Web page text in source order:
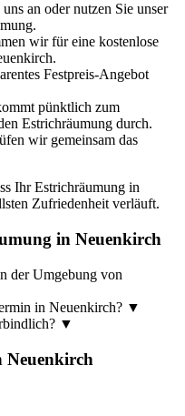
an oder nutzen Sie unser
wir für eine kostenlose
Festpreis-Angebot
pünktlich zum
Estrichräumung durch.
wir gemeinsam das
Ihr Estrichräumung in
Zufriedenheit verläuft.
in Neuenkirch
der Umgebung von
in Neuenkirch? ▼
▼
Neuenkirch